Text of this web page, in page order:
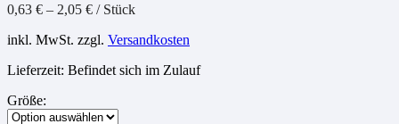
0,63 € – 2,05 € / Stück
inkl. MwSt. zzgl. Versandkosten
Lieferzeit: Befindet sich im Zulauf
Größe: